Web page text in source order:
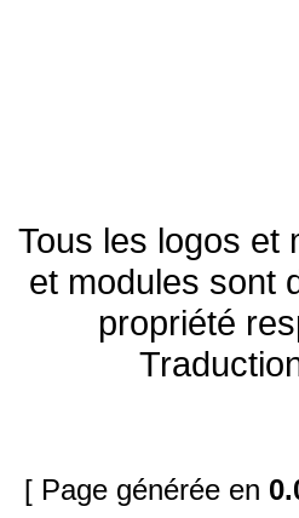
Tous les logos et
et modules sont
propriété
[ Page générée en